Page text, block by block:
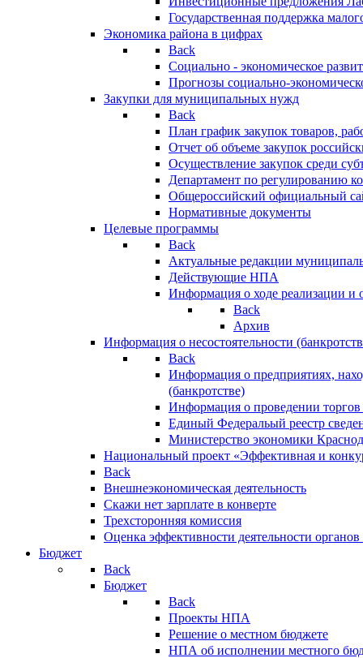
Государственная поддержка
Экономика района в цифрах
Back
Социально - экономическое
Прогнозы социально-
Закупки для муниципальных нужд
Back
План график закупок товаров,
Отчет об объеме закупок
Осуществление закупок среди
Департамент по регулированию
Общероссийский официальный
Нормативные документы
Целевые программы
Back
Актуальные редакции
Действующие НПА
Информация о ходе реализации
Back
Архив
Информация о несостоятельности
Back
Информация о предприятиях,
(банкротстве)
Информация о проведении
Единый Федеральый реестр
Министерство экономики
Национальный проект «Эффективная и
Back
Внешнеэкономическая деятельность
Скажи нет зарплате в конверте
Трехсторонняя комиссия
Оценка эффективности деятельности
Бюджет
Back
Бюджет
Back
Проекты НПА
Решение о местном бюджете
НПА об исполнении местного